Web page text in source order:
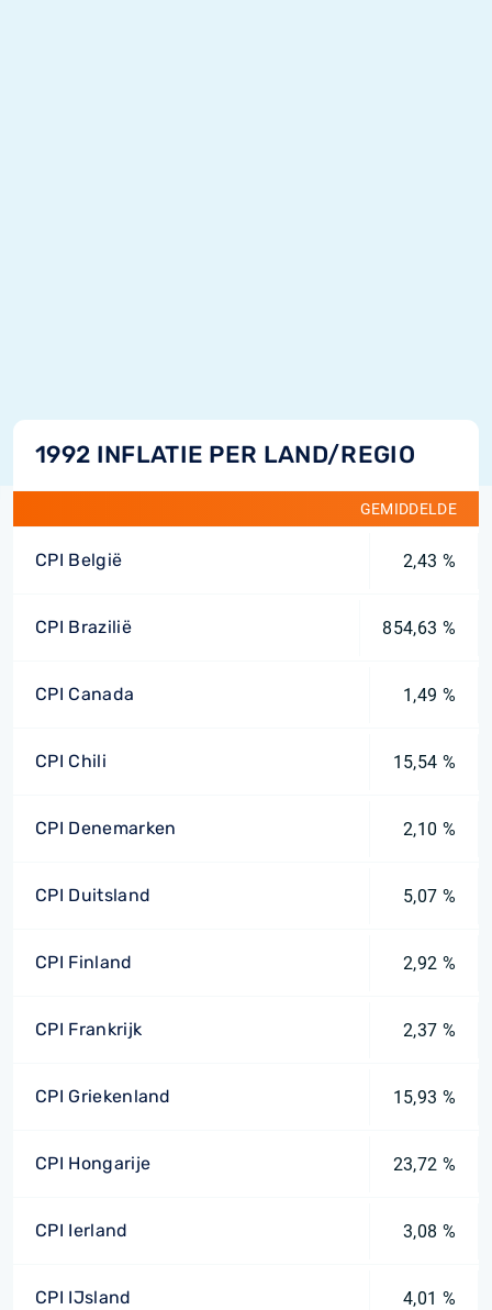
1992 INFLATIE PER LAND/REGIO
GEMIDDELDE
CPI België 2,43 %
CPI Brazilië 854,63 %
CPI Canada 1,49 %
CPI Chili 15,54 %
CPI Denemarken 2,10 %
CPI Duitsland 5,07 %
CPI Finland 2,92 %
CPI Frankrijk 2,37 %
CPI Griekenland 15,93 %
CPI Hongarije 23,72 %
CPI Ierland 3,08 %
CPI IJsland 4,01 %